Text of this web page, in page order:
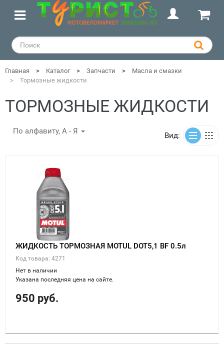
Главная Каталог Запчасти
Масла и смазки
Тормозные жидкости
ТОРМОЗНЫЕ ЖИДКОСТИ
По алфавиту, А - Я Вид:
ЖИДКОСТЬ ТОРМОЗНАЯ MOTUL DOT5,1 BF 0.5л
Код товара: 4271
Нет в наличии
Указана последняя цена на сайте.
950 руб.